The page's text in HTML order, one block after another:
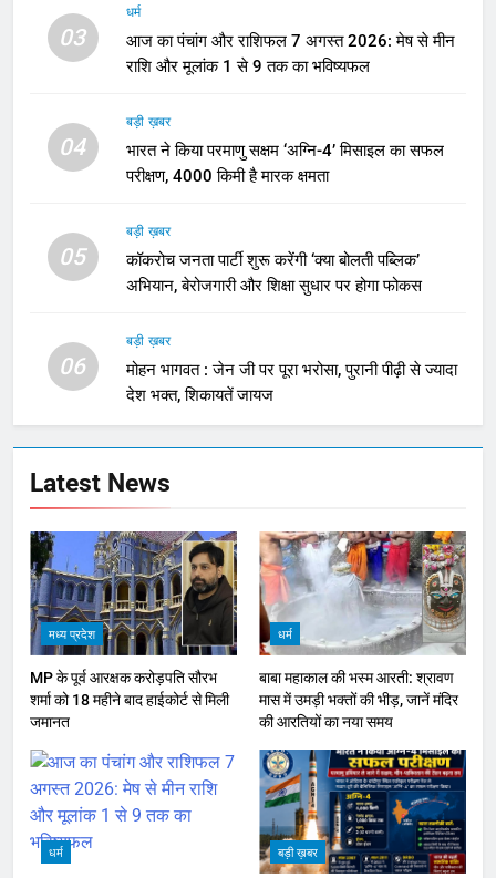
03
धर्म
आज का पंचांग और राशिफल 7 अगस्त 2026: मेष से मीन
राशि और मूलांक 1 से 9 तक का भविष्यफल
04
बड़ी ख़बर
भारत ने किया परमाणु सक्षम ‘अग्नि-4’ मिसाइल का सफल
परीक्षण, 4000 किमी है मारक क्षमता
05
बड़ी ख़बर
कॉकरोच जनता पार्टी शुरू करेंगी ‘क्या बोलती पब्लिक’
अभियान, बेरोजगारी और शिक्षा सुधार पर होगा फोकस
06
बड़ी ख़बर
मोहन भागवत : जेन जी पर पूरा भरोसा, पुरानी पीढ़ी से ज्यादा
देश भक्त, शिकायतें जायज
Latest News
मध्य प्रदेश
MP के पूर्व आरक्षक करोड़पति सौरभ
शर्मा को 18 महीने बाद हाईकोर्ट से मिली
जमानत
धर्म
बाबा महाकाल की भस्म आरती: श्रावण
मास में उमड़ी भक्तों की भीड़, जानें मंदिर
की आरतियों का नया समय
धर्म बड़ी ख़बर